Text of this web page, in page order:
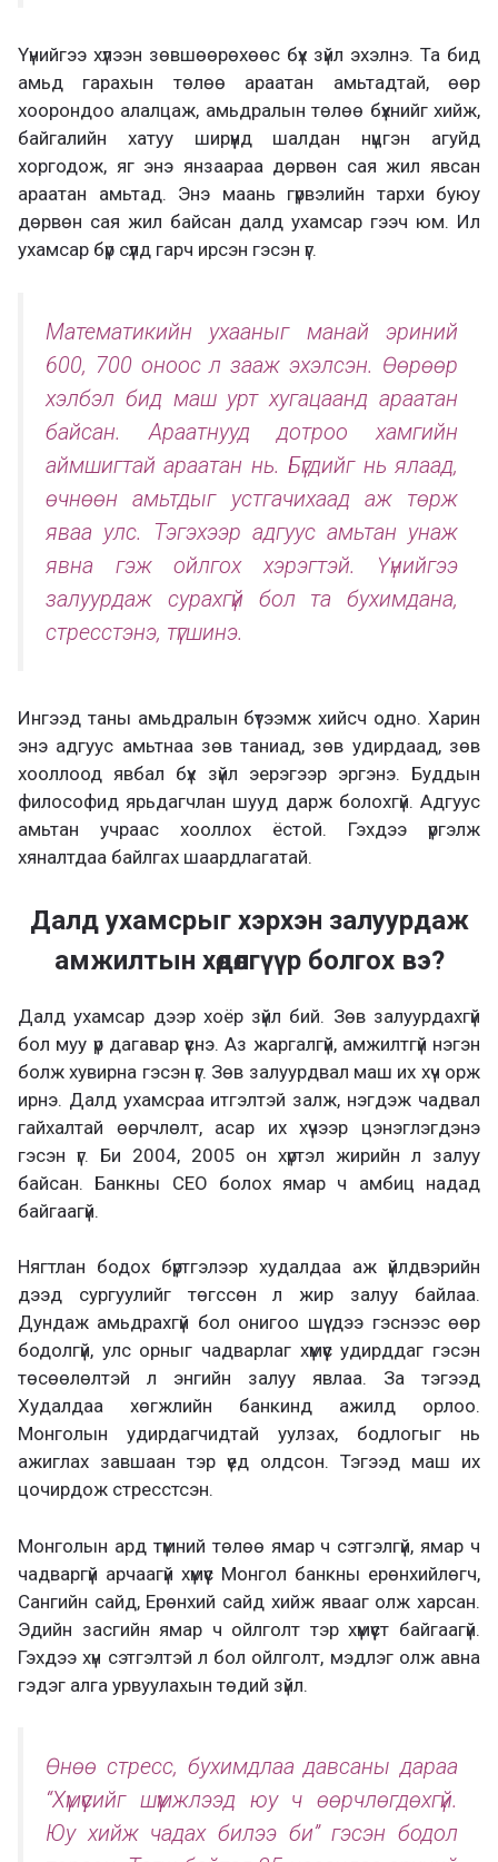
Үүнийгээ хүлээн зөвшөөрөхөөс бүх зүйл эхэлнэ. Та бид
амьд гарахын төлөө араатан амьтадтай, өөр
хоорондоо алалцаж, амьдралын төлөө бүхнийг хийж,
байгалийн хатуу ширүүнд шалдан нүцгэн агуйд
хоргодож, яг энэ янзаараа дөрвөн сая жил явсан
араатан амьтад. Энэ маань гүрвэлийн тархи буюу
дөрвөн сая жил байсан далд ухамсар гээч юм. Ил
ухамсар бүр сүүлд гарч ирсэн гэсэн үг.
Математикийн ухааныг манай эриний
600, 700 оноос л зааж эхэлсэн. Өөрөөр
хэлбэл бид маш урт хугацаанд араатан
байсан. Араатнууд дотроо хамгийн
аймшигтай араатан нь. Бүгдийг нь ялаад,
өчнөөн амьтдыг устгачихаад аж төрж
яваа улс. Тэгэхээр адгуус амьтан унаж
явна гэж ойлгох хэрэгтэй. Үүнийгээ
залуурдаж сурахгүй бол та бухимдана,
стресстэнэ, түгшинэ.
Ингээд таны амьдралын бүтээмж хийсч одно. Харин
энэ адгуус амьтнаа зөв таниад, зөв удирдаад, зөв
хооллоод явбал бүх зүйл эерэгээр эргэнэ. Буддын
философид ярьдагчлан шууд дарж болохгүй. Адгуус
амьтан учраас хооллох ёстой. Гэхдээ үргэлж
хяналтдаа байлгах шаардлагатай.
Далд ухамсрыг хэрхэн залуурдаж
амжилтын хөдөлгүүр болгох вэ?
Далд ухамсар дээр хоёр зүйл бий. Зөв залуурдахгүй
бол муу үр дагавар үүснэ. Аз жаргалгүй, амжилтгүй нэгэн
болж хувирна гэсэн үг. Зөв залуурдвал маш их хүч орж
ирнэ. Далд ухамсраа итгэлтэй залж, нэгдэж чадвал
гайхалтай өөрчлөлт, асар их хүчээр цэнэглэгдэнэ
гэсэн үг. Би 2004, 2005 он хүртэл жирийн л залуу
байсан. Банкны CEO болох ямар ч амбиц надад
байгаагүй.
Нягтлан бодох бүртгэлээр худалдаа аж үйлдвэрийн
дээд сургуулийг төгссөн л жир залуу байлаа.
Дундаж амьдрахгүй бол онигоо шүү дээ гэснээс өөр
бодолгүй, улс орныг чадварлаг хүмүүс удирддаг гэсэн
төсөөлөлтэй л энгийн залуу явлаа. За тэгээд
Худалдаа хөгжлийн банкинд ажилд орлоо.
Монголын удирдагчидтай уулзах, бодлогыг нь
ажиглах завшаан тэр үед олдсон. Тэгээд маш их
цочирдож стресстсэн.
Монголын ард түмний төлөө ямар ч сэтгэлгүй, ямар ч
чадваргүй арчаагүй хүмүүс Монгол банкны ерөнхийлөгч,
Сангийн сайд, Ерөнхий сайд хийж явааг олж харсан.
Эдийн засгийн ямар ч ойлголт тэр хүмүүст байгаагүй.
Гэхдээ хүн сэтгэлтэй л бол ойлголт, мэдлэг олж авна
гэдэг алга урвуулахын төдий зүйл.
Өнөө стресс, бухимдлаа давсаны дараа
“Хүмүүсийг шүүмжлээд юу ч өөрчлөгдөхгүй.
Юу хийж чадах билээ би” гэсэн бодол